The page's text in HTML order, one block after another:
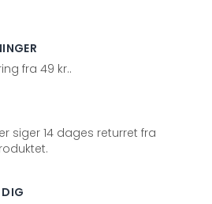
fra 49 kr..
siger 14 dages returret fra
DIG